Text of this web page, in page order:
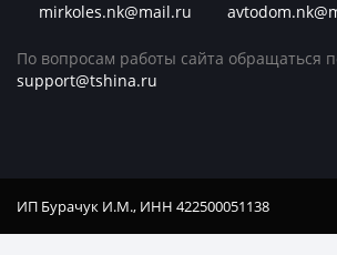
mirkoles.nk@mail.ru
По вопросам работы сайта обращаться
support@tshina.ru
ИП Бурачук И.М., ИНН 422500051138